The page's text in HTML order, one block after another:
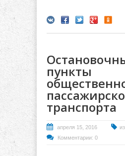
пункты
транспорта
апреля 15, 2016
Комментарии: 0